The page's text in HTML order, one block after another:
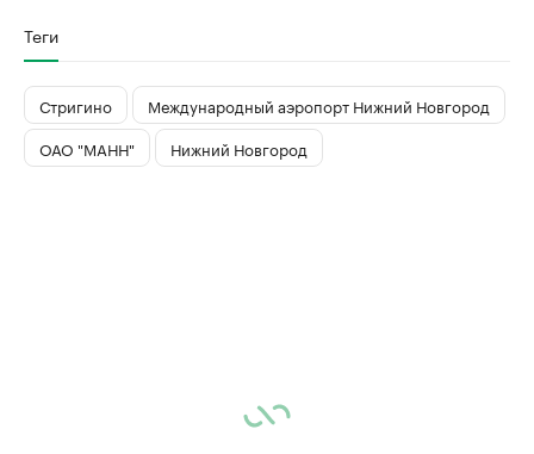
Теги
Стригино
Международный аэропорт Нижний Новгород
ОАО "МАНН"
Нижний Новгород